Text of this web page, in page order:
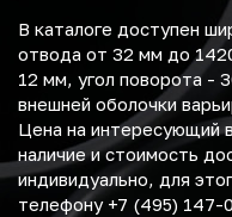
В каталоге доступен
отвода от 32 мм до
12 мм, угол поворота -
внешней оболочки
Цена на интересующий
наличие и стоимость
индивидуально, для
телефону +7 (495) 147-